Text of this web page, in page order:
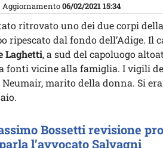
Aggiornamento06/02/2021 15:34
ritrovato uno dei due corpi
ripescato dal fondo dell’Adige. Il
Laghetti, a sud del capoluogo
fonti vicine alla famiglia. I vigili
marito della donna. Si
Bossetti revisione
l’avvocato Salvagni